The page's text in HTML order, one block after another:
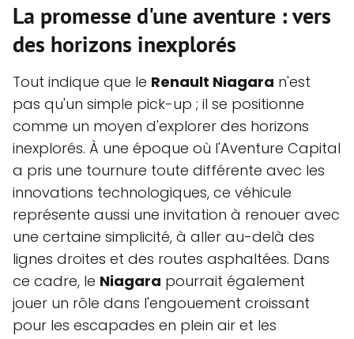
La promesse d'une aventure : vers
des horizons inexplorés
Tout indique que le Renault Niagara n'est
pas qu'un simple pick-up ; il se positionne
comme un moyen d'explorer des horizons
inexplorés. À une époque où l'Aventure Capital
a pris une tournure toute différente avec les
innovations technologiques, ce véhicule
représente aussi une invitation à renouer avec
une certaine simplicité, à aller au-delà des
lignes droites et des routes asphaltées. Dans
ce cadre, le Niagara pourrait également
jouer un rôle dans l'engouement croissant
pour les escapades en plein air et les